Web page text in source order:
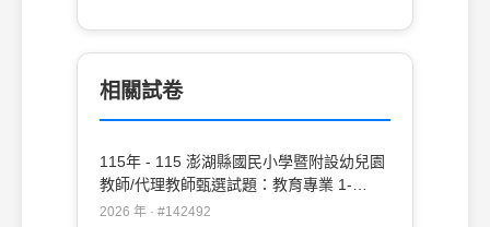
嗎？』」
相關試卷
115年 - 115 澎湖縣國民小學暨附設幼兒園
教師/代理教師甄選試題：教育專業 1-
20#142492
2026 年 · #142492